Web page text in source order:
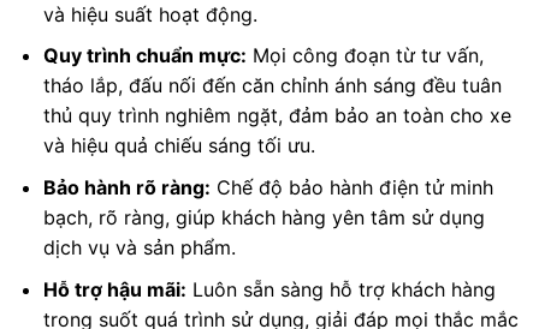
và hiệu suất hoạt động.
Quy trình chuẩn mực: Mọi công đoạn từ tư vấn,
tháo lắp, đấu nối đến căn chỉnh ánh sáng đều tuân
thủ quy trình nghiêm ngặt, đảm bảo an toàn cho xe
và hiệu quả chiếu sáng tối ưu.
Bảo hành rõ ràng: Chế độ bảo hành điện tử minh
bạch, rõ ràng, giúp khách hàng yên tâm sử dụng
dịch vụ và sản phẩm.
Hỗ trợ hậu mãi: Luôn sẵn sàng hỗ trợ khách hàng
trong suốt quá trình sử dụng, giải đáp mọi thắc mắc